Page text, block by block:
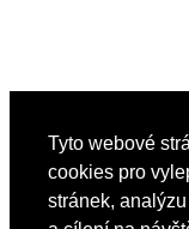
Tyto webové
cookies pro
stránek,